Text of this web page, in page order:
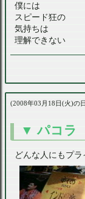
僕には
スピード狂の
気持ちは
理解できない
2008年03月18日(火)の
パコラ
どんな人にもプラ